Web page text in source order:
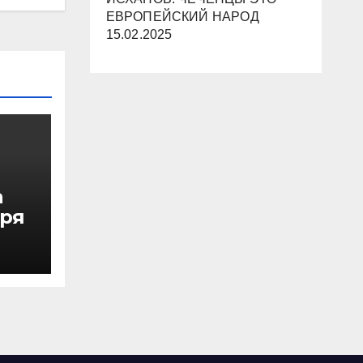
ЕВРОПЕЙСКИЙ НАРОД
15.02.2025